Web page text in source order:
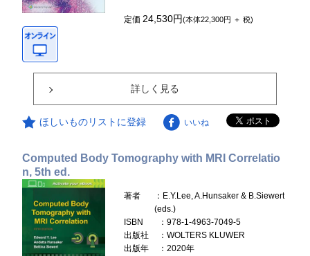
定価24,530円(本体22,300円 ＋ 税)
詳しく見る
ほしいものリストに登録 いいね
Computed Body Tomography with MRI Correlatio
n, 5th ed.
著者
：E.Y.Lee, A.Hunsaker & B.Siewert
(eds.)
ISBN
：978-1-4963-7049-5
出版社
：WOLTERS KLUWER
出版年
：2020年